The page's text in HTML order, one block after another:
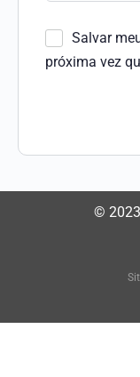
Salvar
próxima vez
©